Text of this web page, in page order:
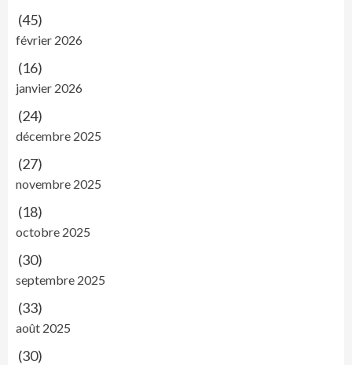
(45)
février 2026
(16)
janvier 2026
(24)
décembre 2025
(27)
novembre 2025
(18)
octobre 2025
(30)
septembre 2025
(33)
août 2025
(30)